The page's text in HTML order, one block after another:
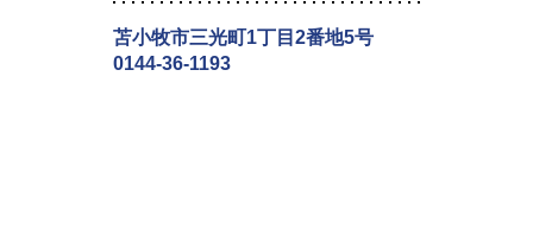
苫小牧市三光町1丁目2番地5号
0144-36-1193